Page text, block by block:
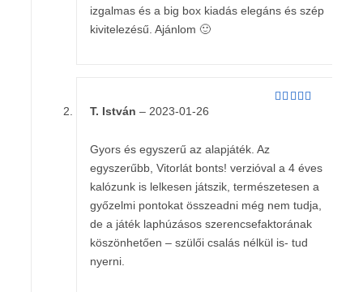
izgalmas és a big box kiadás elegáns és szép
kivitelezésű. Ajánlom 🙂
T. István– 2023-01-26
Gyors és egyszerű az alapjáték. Az
egyszerűbb, Vitorlát bonts! verzióval a 4 éves
kalózunk is lelkesen játszik, természetesen a
győzelmi pontokat összeadni még nem tudja,
de a játék laphúzásos szerencsefaktorának
köszönhetően – szülői csalás nélkül is- tud
nyerni.